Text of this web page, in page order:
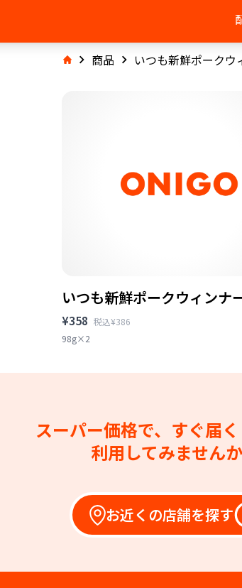
商品 いつも新鮮ポークウ
いつも新鮮ポークウィンナ
¥358 税込¥386
98g×2
スーパー価格で、すぐ届く
利用してみません
お近くの店舗を探す